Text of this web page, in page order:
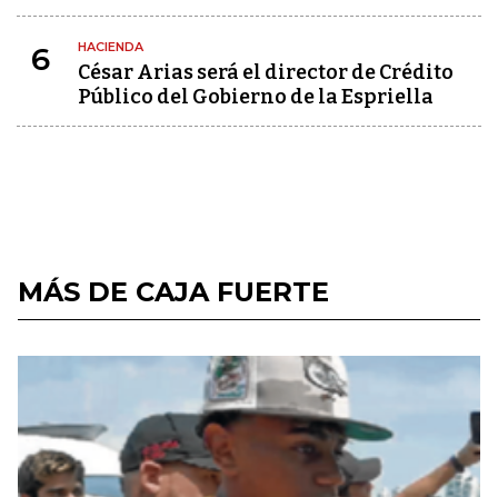
6 HACIENDA
César Arias será el director de Crédito
Público del Gobierno de la Espriella
MÁS DE CAJA FUERTE